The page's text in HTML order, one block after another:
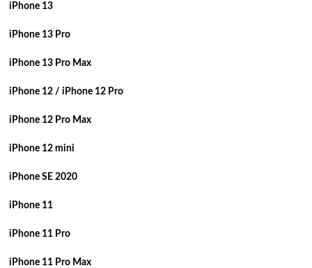
iPhone 13
iPhone 13 Pro
iPhone 13 Pro Max
iPhone 12 / iPhone 12 Pro
iPhone 12 Pro Max
iPhone 12 mini
iPhone SE 2020
iPhone 11
iPhone 11 Pro
iPhone 11 Pro Max